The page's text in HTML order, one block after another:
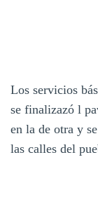
Los servicios
se finalizazó l
en la de otra y
las calles del